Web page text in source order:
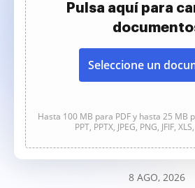
Pulsa aquí para
Seleccione un
Hasta 100 MB para PDF y hasta 25 MB
PPT, PPTX, JPEG, PNG, JFIF,
8 AGO, 2026